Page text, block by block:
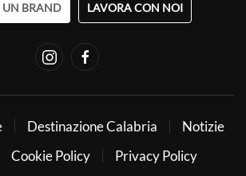
UN BRAND LAVORA CON NOI
Destinazione Calabria
Notizie
Cookie Policy
Privacy Policy